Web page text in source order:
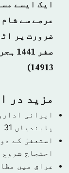
ایک ایسے
عرصے سے
14913)
مزید در
ایرانی
پابندیاں 31 اکتوبر 2019
استعفیٰ کے
احتجاج شروع
عراق میں